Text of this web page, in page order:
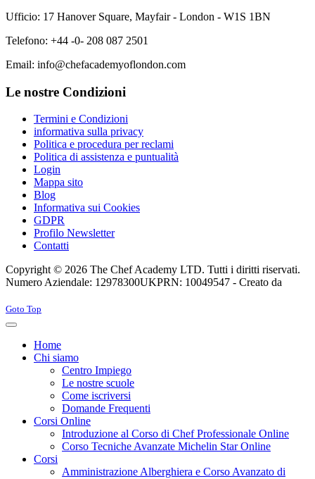
Ufficio: 17 Hanover Square, Mayfair - London - W1S 1BN
Telefono: +44 -0- 208 087 2501
Email: info@chefacademyoflondon.com
Le nostre Condizioni
Termini e Condizioni
informativa sulla privacy
Politica e procedura per reclami
Politica di assistenza e puntualità
Login
Mappa sito
Blog
Informativa sui Cookies
GDPR
Profilo Newsletter
Contatti
Copyright © 2026 The Chef Academy LTD. Tutti i diritti riservati.
Numero Aziendale: 12978300UKPRN: 10049547 - Creato da
Joomla! 3 Templates
Goto Top
Home
Chi siamo
Centro Impiego
Le nostre scuole
Come iscriversi
Domande Frequenti
Corsi Online
Introduzione al Corso di Chef Professionale Online
Corso Tecniche Avanzate Michelin Star Online
Corsi
Amministrazione Alberghiera e Corso Avanzato di